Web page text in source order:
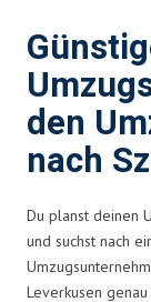
den
nach
Du planst deinen
und suchst nach
Leverkusen